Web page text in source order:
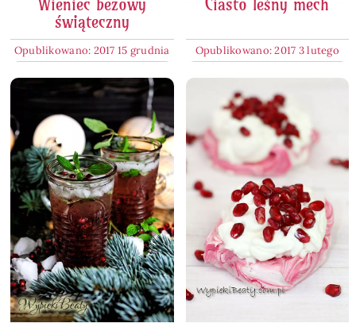
Wieniec bezowy
świąteczny
Opublikowano: 2017 15 grudnia
Ciasto leśny mech
Opublikowano: 2017 3 lutego